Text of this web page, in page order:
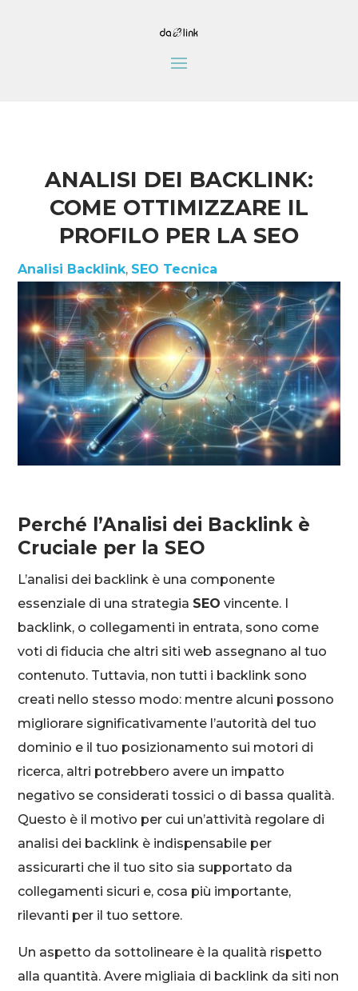
ANALISI DEI BACKLINK:
COME OTTIMIZZARE IL
PROFILO PER LA SEO
Analisi Backlink, SEO Tecnica
Perché l’Analisi dei Backlink è
Cruciale per la SEO
L’analisi dei backlink è una componente
essenziale di una strategia SEO vincente. I
backlink, o collegamenti in entrata, sono come
voti di fiducia che altri siti web assegnano al tuo
contenuto. Tuttavia, non tutti i backlink sono
creati nello stesso modo: mentre alcuni possono
migliorare significativamente l’autorità del tuo
dominio e il tuo posizionamento sui motori di
ricerca, altri potrebbero avere un impatto
negativo se considerati tossici o di bassa qualità.
Questo è il motivo per cui un’attività regolare di
analisi dei backlink è indispensabile per
assicurarti che il tuo sito sia supportato da
collegamenti sicuri e, cosa più importante,
rilevanti per il tuo settore.
Un aspetto da sottolineare è la qualità rispetto
alla quantità. Avere migliaia di backlink da siti non